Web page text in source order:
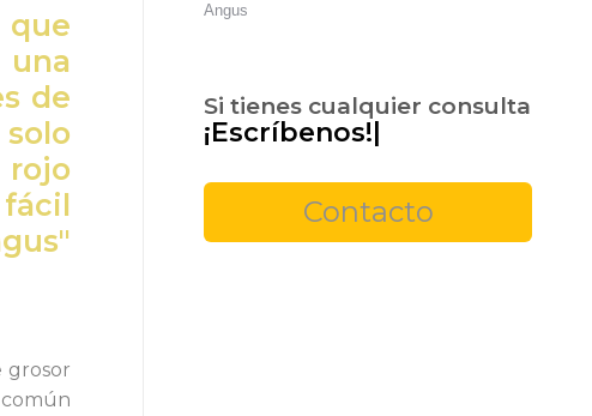
que
una
de
grosor
Angus
Si tienes cualquier consulta
¡Lláma|
Contacto